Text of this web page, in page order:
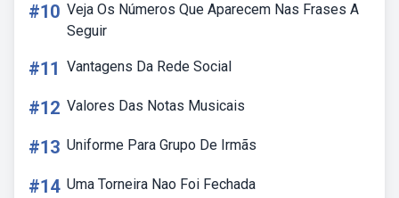
#10 Veja Os Números Que Aparecem Nas Frases A
Seguir
#11 Vantagens Da Rede Social
#12 Valores Das Notas Musicais
#13 Uniforme Para Grupo De Irmãs
#14 Uma Torneira Nao Foi Fechada